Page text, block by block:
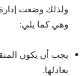
ولذلك وضعت
وهي كما يلي:
يجب أن يكون
يعادلها.